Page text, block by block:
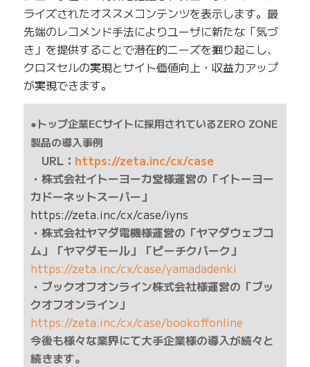
ライズされたオススメコンテンツを表示します。最
先端のレコメンド手法によりユーザに新たな「気づ
き」を提供することで潜在的ニーズを掘り起こし、
クロスセルの実現とサイト価値向上・収益力アップ
が実現できます。
●トップ企業ECサイトに採用されているZERO ZONE
製品の導入事例
URL： https://zeta.inc/cx/case
・株式会社イトーヨーカ堂様運営の「イトーヨー
カドーネットスーパー」
https://zeta.inc/cx/case/iyns
・株式会社ヤマダ電機様運営の「ヤマダウェブコ
ム」「ヤマダモール」「ピーチクパーク」
https://zeta.inc/cx/case/yamadadenki
・ブックオフオンライン株式会社様運営の「ブッ
クオフオンライン」
https://zeta.inc/cx/case/bookoffonline
今後も様々な業界にて大手企業様の導入が続々と
続きます。